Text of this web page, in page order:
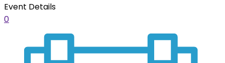
Event Details
0